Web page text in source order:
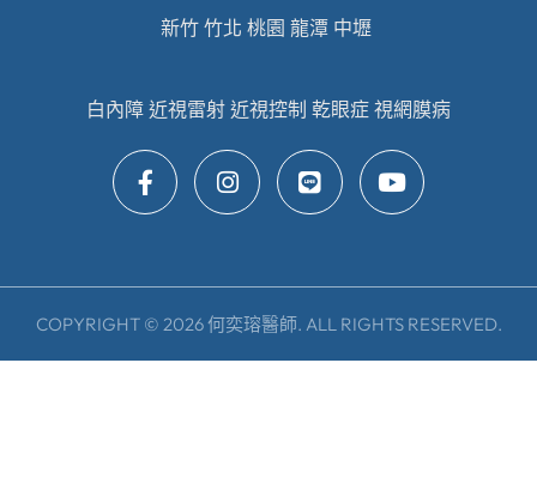
新竹 竹北 桃園 龍潭 中壢
白內障 近視雷射 近視控制 乾眼症 視網膜病
COPYRIGHT © 2026 何奕瑢醫師. ALL RIGHTS RESERVED.